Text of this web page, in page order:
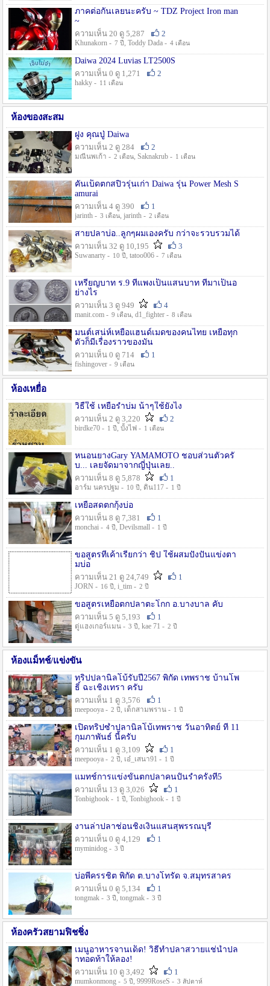
ภาคต่อกันเลยนะครับ ~ TDZ Project Iron man
~
ความเห็น 20 ดู 5,287
2
Khunakorn - 7 ปี , Toddy Dada - 4 เดือน
Daiwa 2024 Luvias LT2500S
ความเห็น 0 ดู 1,271
2
hakky - 11 เดือน
ห้องของสะสม
ฝูง คุณปู่ Daiwa
ความเห็น 2 ดู 284
2
มณีนพเก้า - 2 เดือน, Saknakrub - 1 เดือน
คันเบ็ดตกสปิ๋วรุ่นเก่า Daiwa รุ่น Power Mesh S
amurai
ความเห็น 4 ดู 390
1
jarinth - 3 เดือน, jarinth - 2 เดือน
สายปลาบ่อ..ลูกๆผมเองครับ กว่าจะรวบรวมได้
ความเห็น 32 ดู 10,195
3
Suwanarty - 10 ปี , tatoo006 - 7 เดือน
เหรียญบาท ร.9 ที่แพงเป็นแสนบาท ที่มาเป็นอ
ย่างไร
ความเห็น 3 ดู 949
4
manit.com - 9 เดือน, d1_fighter - 8 เดือน
มนต์เสน่ห์เหยื่อแฮนด์เมดของคนไทย เหยื่อทุก
ตัวก็มีเรื่องราวของมัน
ความเห็น 0 ดู 714
1
fishingover - 9 เดือน
ห้องเหยื่อ
วิธืใช้ เหยื่อรำบ่ม น้าๆใช้ยังไง
ความเห็น 2 ดู 3,220
2
birdke70 - 1 ปี , บั้งไฟ - 1 เดือน
หนอนยางGary YAMAMOTO ชอบส่วนตัวครั
บ... เลยจัดมาจากญี่ปุ่นเลย..
ความเห็น 8 ดู 5,878
1
อาร์ม นครปฐม - 10 ปี , ดิน117 - 1 ปี
เหยื่อสดตกกุ้งบ่อ
ความเห็น 8 ดู 7,381
1
monchai - 4 ปี , Devilsmall - 1 ปี
ขอสูตรที่เค้าเรียกว่า ชิป ใช้ผสมปังปั่นแข่งตา
มบ่อ
ความเห็น 21 ดู 24,749
1
JORN - 16 ปี , i_tim - 2 ปี
ขอสูตรเหยื่อตกปลาตะโกก อ.บางบาล คับ
ความเห็น 5 ดู 5,193
1
ตู่แฮงเกอร์แมน - 3 ปี , kae 71 - 2 ปี
ห้องแม็ทช์/แข่งขัน
ทริปปลานิลโบ้รับปี2567 พิกัด เทพราช บ้านโพ
ธิ์ ฉะเชิงเทรา ครับ
ความเห็น 1 ดู 3,576
1
meepooya - 2 ปี , เด็กสามพราน - 1 ปี
เปิดทริปซ้ำปลานิลโบ้เทพราช วันอาทิตย์ ที่ 11
กุมภาพันธ์ นี้ครับ
ความเห็น 1 ดู 3,109
1
meepooya - 2 ปี , เอ๋_เสนา91 - 1 ปี
แมทช์การแข่งขั้นตกปลาคนปั้นรำครั้งที่5
ความเห็น 13 ดู 3,026
1
Tonbighook - 1 ปี , Tonbighook - 1 ปี
งานล่าปลาช่อนชิงเงินแสนสุพรรณบุรี
ความเห็น 0 ดู 4,129
1
myminidog - 3 ปี
บ่อพี่ครรชิต พิกัด ต.บางโทรัด จ.สมุทรสาคร
ความเห็น 0 ดู 5,134
1
tongmak - 3 ปี , tongmak - 3 ปี
ห้องครัวสยามฟิชชิ่ง
เมนูอาหารจานเด็ด! วิธีทำปลาสวายแช่น้ำปล
าทอดท้าให้ลอง!
ความเห็น 10 ดู 3,492
1
mumkonmong - 5 ปี , 9999RoseS - 3 สัปดาห์